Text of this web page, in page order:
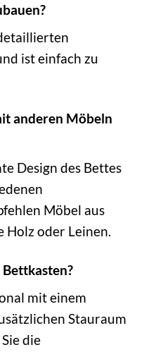
ist einfach zu
anderen Möbeln
Design des Bettes
Möbel aus
oder Leinen.
mit einem
Stauraum
die